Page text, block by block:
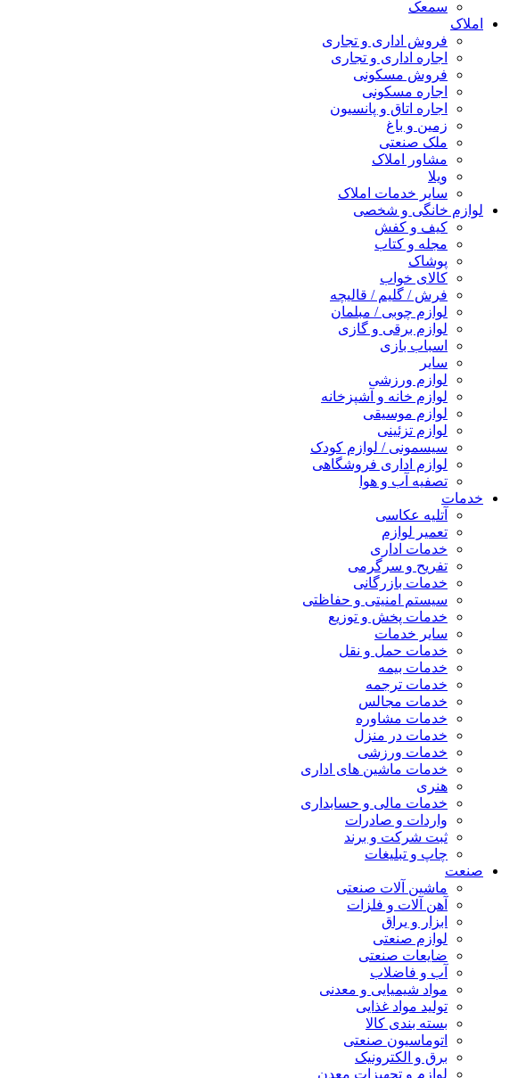
سمعک
املاک
فروش اداری و تجاری
اجاره اداری و تجاری
فروش مسکونی
اجاره مسکونی
اجاره اتاق و پانسیون
زمین و باغ
ملک صنعتی
مشاور املاک
ویلا
سایر خدمات املاک
لوازم خانگی و شخصی
کیف و کفش
مجله و کتاب
پوشاک
کالای خواب
فرش / گلیم / قالیچه
لوازم چوبی / مبلمان
لوازم برقی و گازی
اسباب بازی
سایر
لوازم ورزشی
لوازم خانه و آشپزخانه
لوازم موسیقی
لوازم تزئینی
سیسمونی / لوازم کودک
لوازم اداری فروشگاهی
تصفیه آب و هوا
خدمات
آتلیه عکاسی
تعمیر لوازم
خدمات اداری
تفریح و سرگرمی
خدمات بازرگانی
سیستم امنیتی و حفاظتی
خدمات پخش و توزیع
سایر خدمات
خدمات حمل و نقل
خدمات بیمه
خدمات ترجمه
خدمات مجالس
خدمات مشاوره
خدمات در منزل
خدمات ورزشی
خدمات ماشین های اداری
هنری
خدمات مالی و حسابداری
واردات و صادرات
ثبت شرکت و برند
چاپ و تبلیغات
صنعت
ماشین آلات صنعتی
آهن آلات و فلزات
ابزار و یراق
لوازم صنعتی
ضایعات صنعتی
آب و فاضلاب
مواد شیمیایی و معدنی
تولید مواد غذایی
بسته بندی کالا
اتوماسیون صنعتی
برق و الکترونیک
لوازم و تجهیزات معدن